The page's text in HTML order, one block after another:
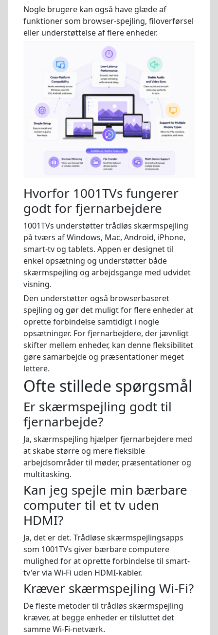
Nogle brugere kan også have glæde af
funktioner som browser-spejling, filoverførsel
eller understøttelse af flere enheder.
Hvorfor 1001TVs fungerer
godt for fjernarbejdere
1001TVs understøtter trådløs skærmspejling
på tværs af Windows, Mac, Android, iPhone,
smart-tv og tablets. Appen er designet til
enkel opsætning og understøtter både
skærmspejling og arbejdsgange med udvidet
visning.
Den understøtter også browserbaseret
spejling og gør det muligt for flere enheder at
oprette forbindelse samtidigt i nogle
opsætninger. For fjernarbejdere, der jævnligt
skifter mellem enheder, kan denne fleksibilitet
gøre samarbejde og præsentationer meget
lettere.
Ofte stillede spørgsmål
Er skærmspejling godt til
fjernarbejde?
Ja, skærmspejling hjælper fjernarbejdere med
at skabe større og mere fleksible
arbejdsområder til møder, præsentationer og
multitasking.
Kan jeg spejle min bærbare
computer til et tv uden
HDMI?
Ja, det er det. Trådløse skærmspejlingsapps
som 1001TVs giver bærbare computere
mulighed for at oprette forbindelse til smart-
tv'er via Wi-Fi uden HDMI-kabler.
Kræver skærmspejling Wi-Fi?
De fleste metoder til trådløs skærmspejling
kræver, at begge enheder er tilsluttet det
samme Wi-Fi-netværk.